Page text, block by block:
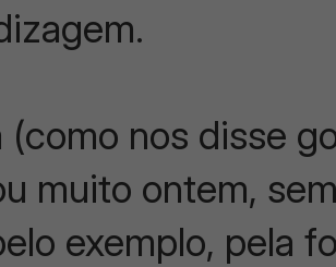
(como nos disse
muito ontem,
exemplo, pela